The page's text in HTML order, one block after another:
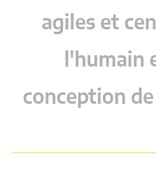
agiles et
l'humain
conception